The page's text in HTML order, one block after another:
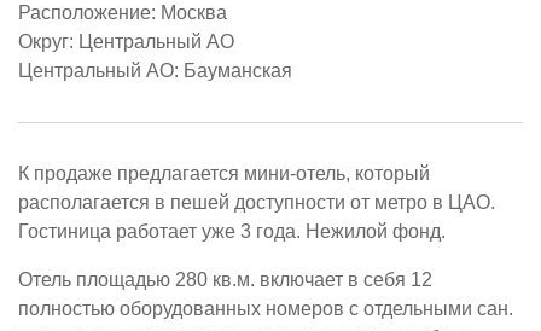
Расположение: Москва
Округ: Центральный АО
Центральный АО: Бауманская
К продаже предлагается мини-отель, который
располагается в пешей доступности от метро в ЦАО.
Гостиница работает уже 3 года. Нежилой фонд.
Отель площадью 280 кв.м. включает в себя 12
полностью оборудованных номеров с отдельными сан.